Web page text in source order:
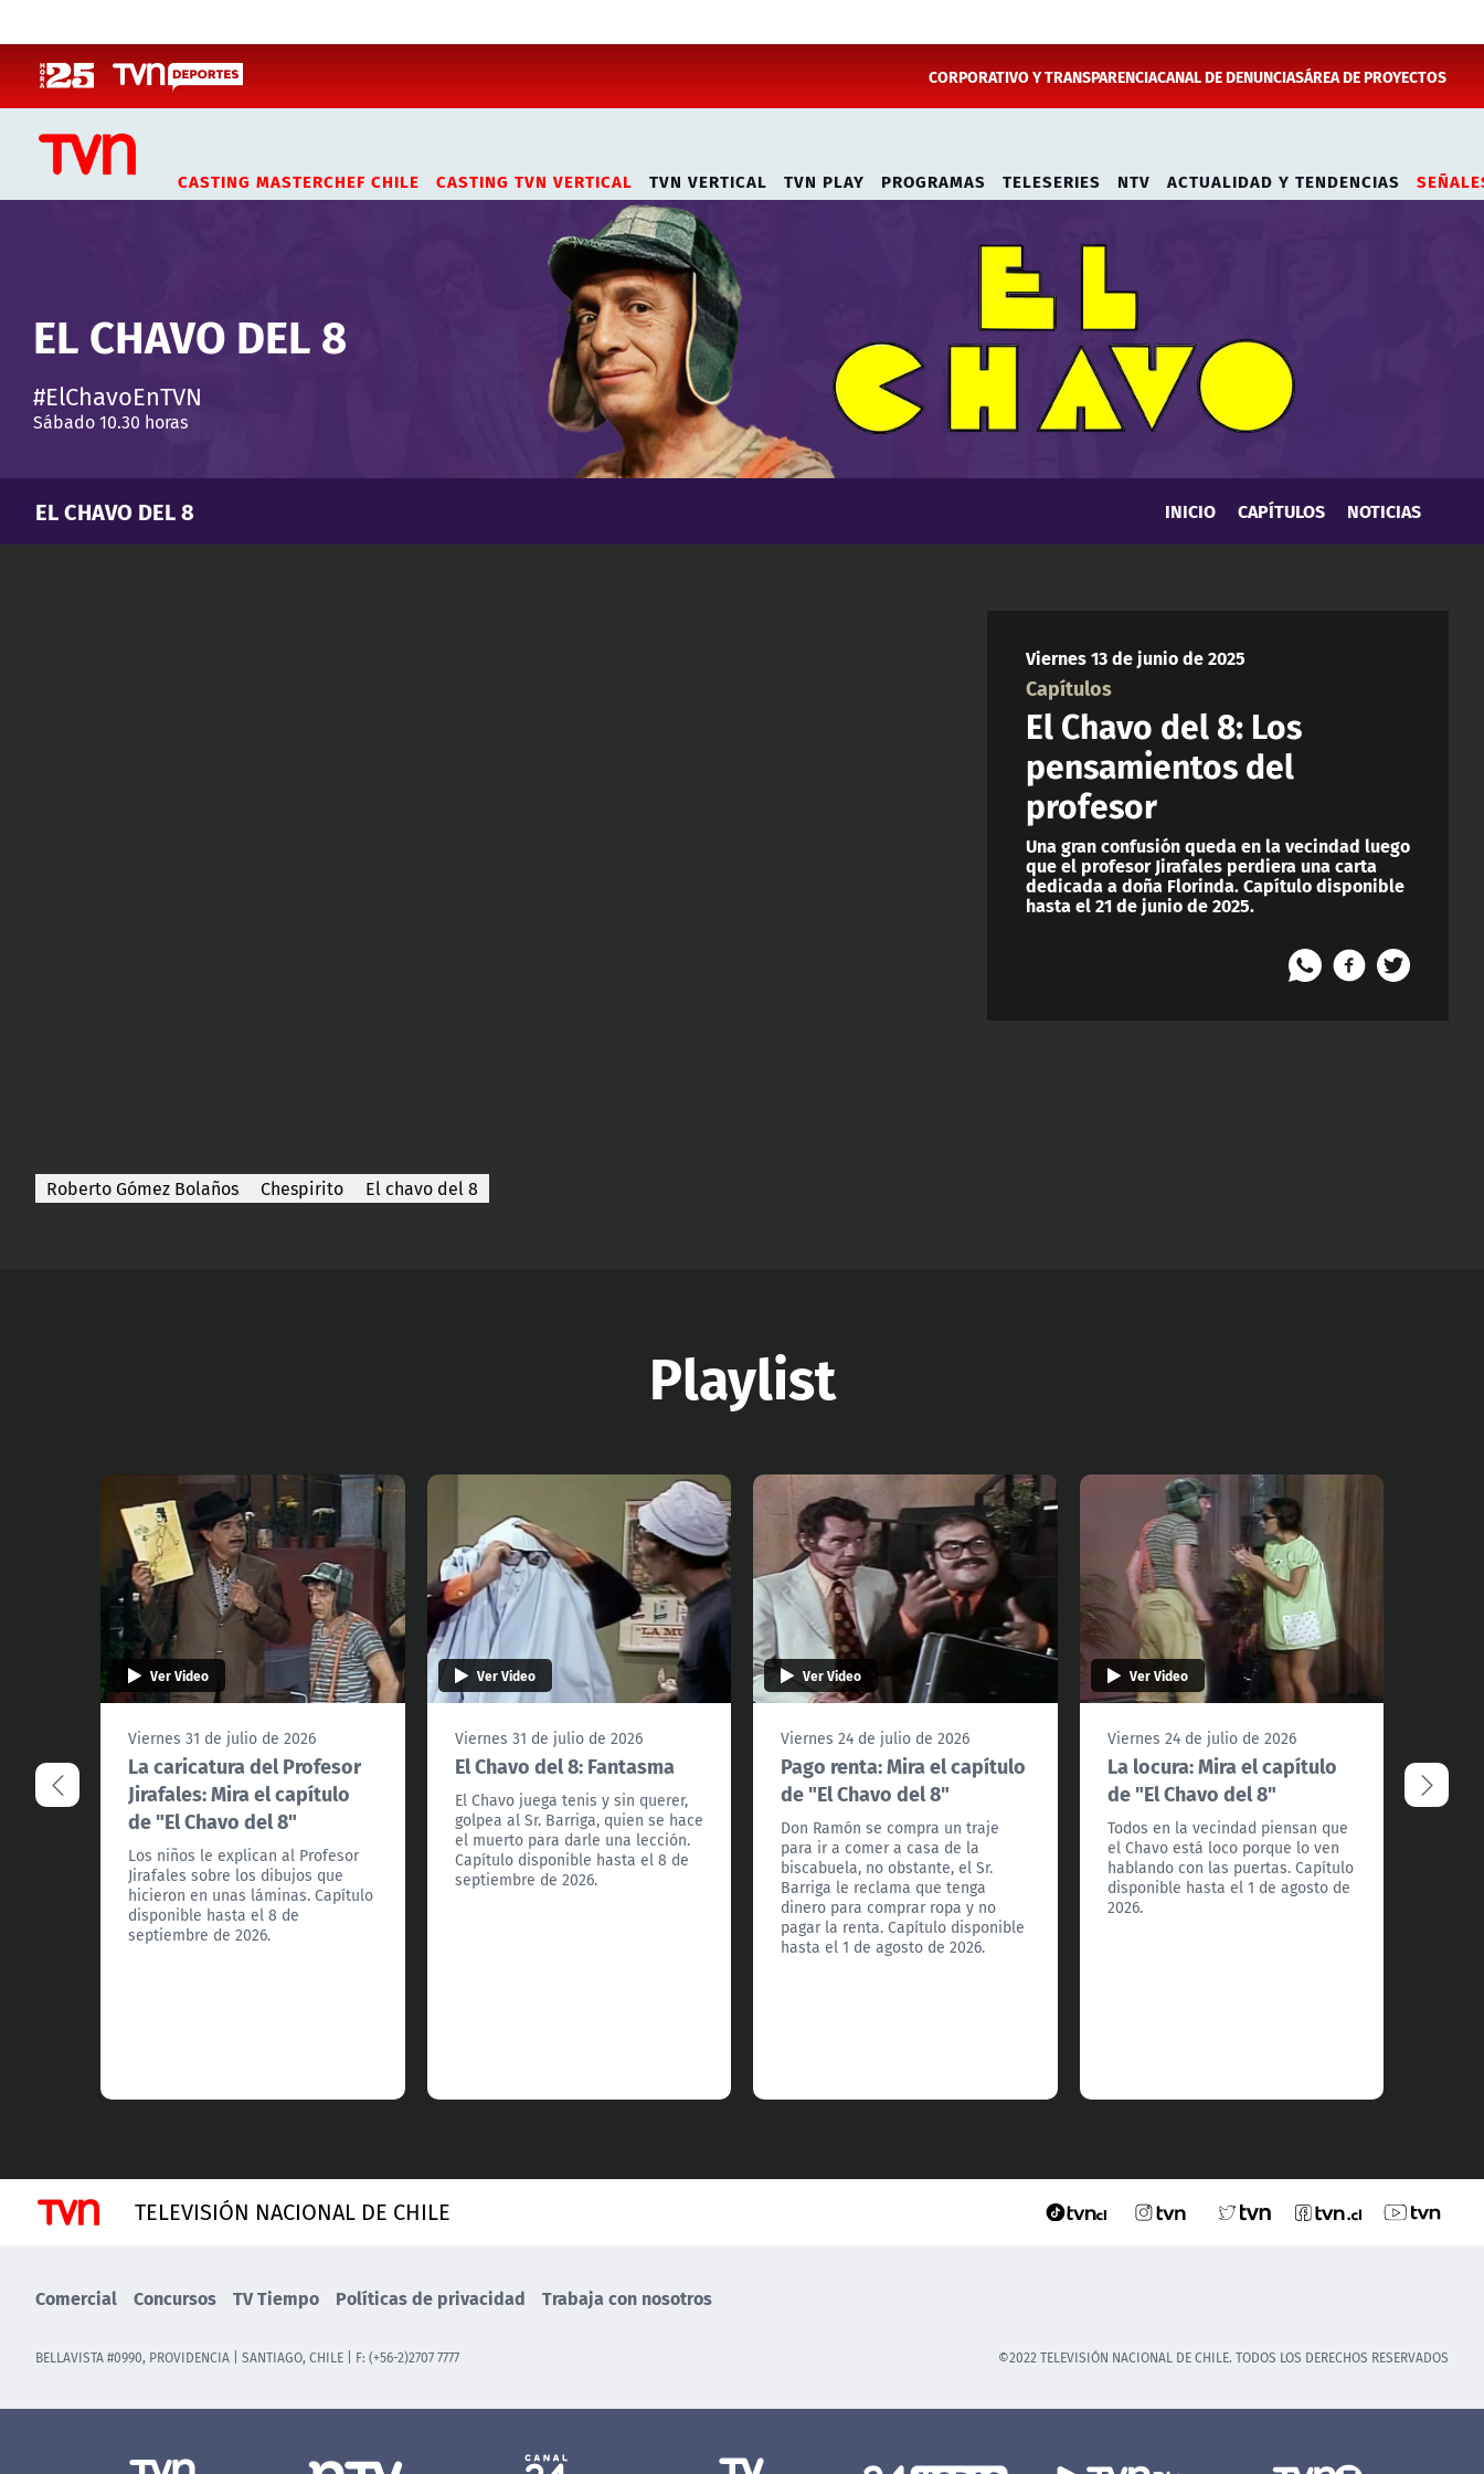
CORPORATIVO Y TRANSPARENCIACANAL DE DENUNCIASÁREA DE PROYECTOS
CASTING MASTERCHEF CHILE CASTING TVN VERTICAL TVN VERTICAL TVN PLAY PROGRAMAS TELESERIES NTV ACTUALIDAD Y TENDENCIAS
EL CHAVO DEL 8
#ElChavoEnTVN
Sábado 10.30 horas
EL CHAVO DEL 8 INICIO CAPÍTULOS NOTICIAS
Viernes 13 de junio de 2025
Capítulos
El Chavo del 8: Los
pensamientos del
profesor
Una gran confusión queda en la vecindad luego
que el profesor Jirafales perdiera una carta
dedicada a doña Florinda. Capítulo disponible
hasta el 21 de junio de 2025.
Roberto Gómez Bolaños Chespirito El chavo del 8
Playlist
Ver Video
Viernes 31 de julio de 2026
La caricatura del Profesor
Jirafales: Mira el capítulo
de "El Chavo del 8"
Los niños le explican al Profesor
Jirafales sobre los dibujos que
hicieron en unas láminas. Capítulo
disponible hasta el 8 de
septiembre de 2026.
Ver Video
Viernes 31 de julio de 2026
El Chavo del 8: Fantasma
El Chavo juega tenis y sin querer,
golpea al Sr. Barriga, quien se hace
el muerto para darle una lección.
Capítulo disponible hasta el 8 de
septiembre de 2026.
Ver Video
Viernes 24 de julio de 2026
Pago renta: Mira el capítulo
de "El Chavo del 8"
Don Ramón se compra un traje
para ir a comer a casa de la
biscabuela, no obstante, el Sr.
Barriga le reclama que tenga
dinero para comprar ropa y no
pagar la renta. Capítulo disponible
hasta el 1 de agosto de 2026.
Ver Video
Viernes 24 de julio de 2026
La locura: Mira el capítulo
de "El Chavo del 8"
Todos en la vecindad piensan que
el Chavo está loco porque lo ven
hablando con las puertas. Capítulo
disponible hasta el 1 de agosto de
2026.
de
TELEVISIÓN NACIONAL DE CHILE
Comercial Concursos TV Tiempo Políticas de privacidad Trabaja con nosotros
BELLAVISTA #0990, PROVIDENCIA | SANTIAGO, CHILE | F: (+56-2)2707 7777 ©2022 TELEVISIÓN NACIONAL DE CHILE. TODOS LOS DERECHOS RESERVADOS